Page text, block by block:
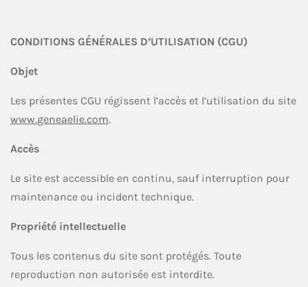
CONDITIONS GÉNÉRALES D’UTILISATION (CGU)
Objet
Les présentes CGU régissent l’accès et l’utilisation du site
www.geneaelie.com.
Accès
Le site est accessible en continu, sauf interruption pour
maintenance ou incident technique.
Propriété intellectuelle
Tous les contenus du site sont protégés. Toute
reproduction non autorisée est interdite.